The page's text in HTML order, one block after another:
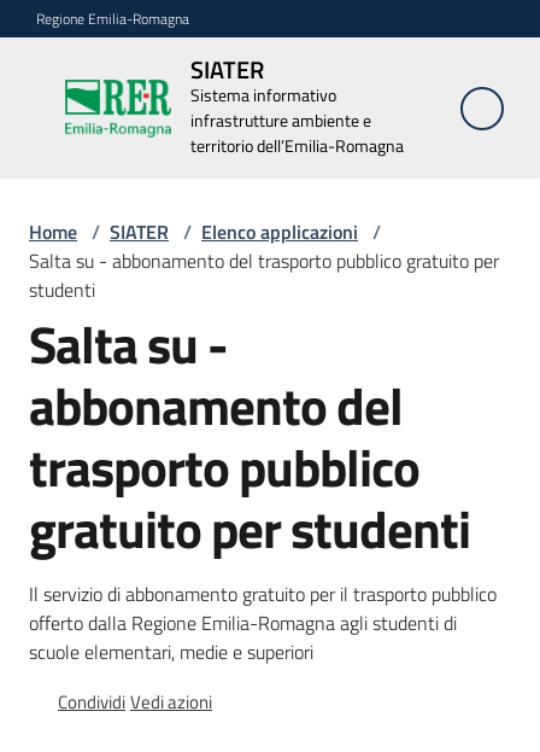
Vai al contenuto
Vai alla navigazione
Vai al footer
Regione Emilia-Romagna
SIATER
Sistema informativo
infrastrutture ambiente e
territorio dell’Emilia-Romagna
SIATER
Sistema
informativo
infrastrutture
Romagna
Elenco
applicazioni
Dati
aperti
Assistenza
Regione
Home / SIATER / Elenco applicazioni /
Salta su - abbonamento del trasporto pubblico gratuito per
studenti
Salta su -
abbonamento del
trasporto pubblico
gratuito per studenti
Il servizio di abbonamento gratuito per il trasporto pubblico
offerto dalla Regione Emilia-Romagna agli studenti di
scuole elementari, medie e superiori
CondividiVedi azioni